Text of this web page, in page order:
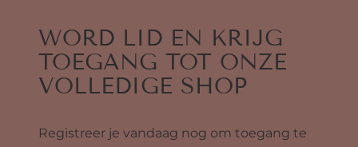
WORD LID EN KRIJG
TOEGANG TOT ONZE
VOLLEDIGE SHOP
Registreer je vandaag nog om toegang te